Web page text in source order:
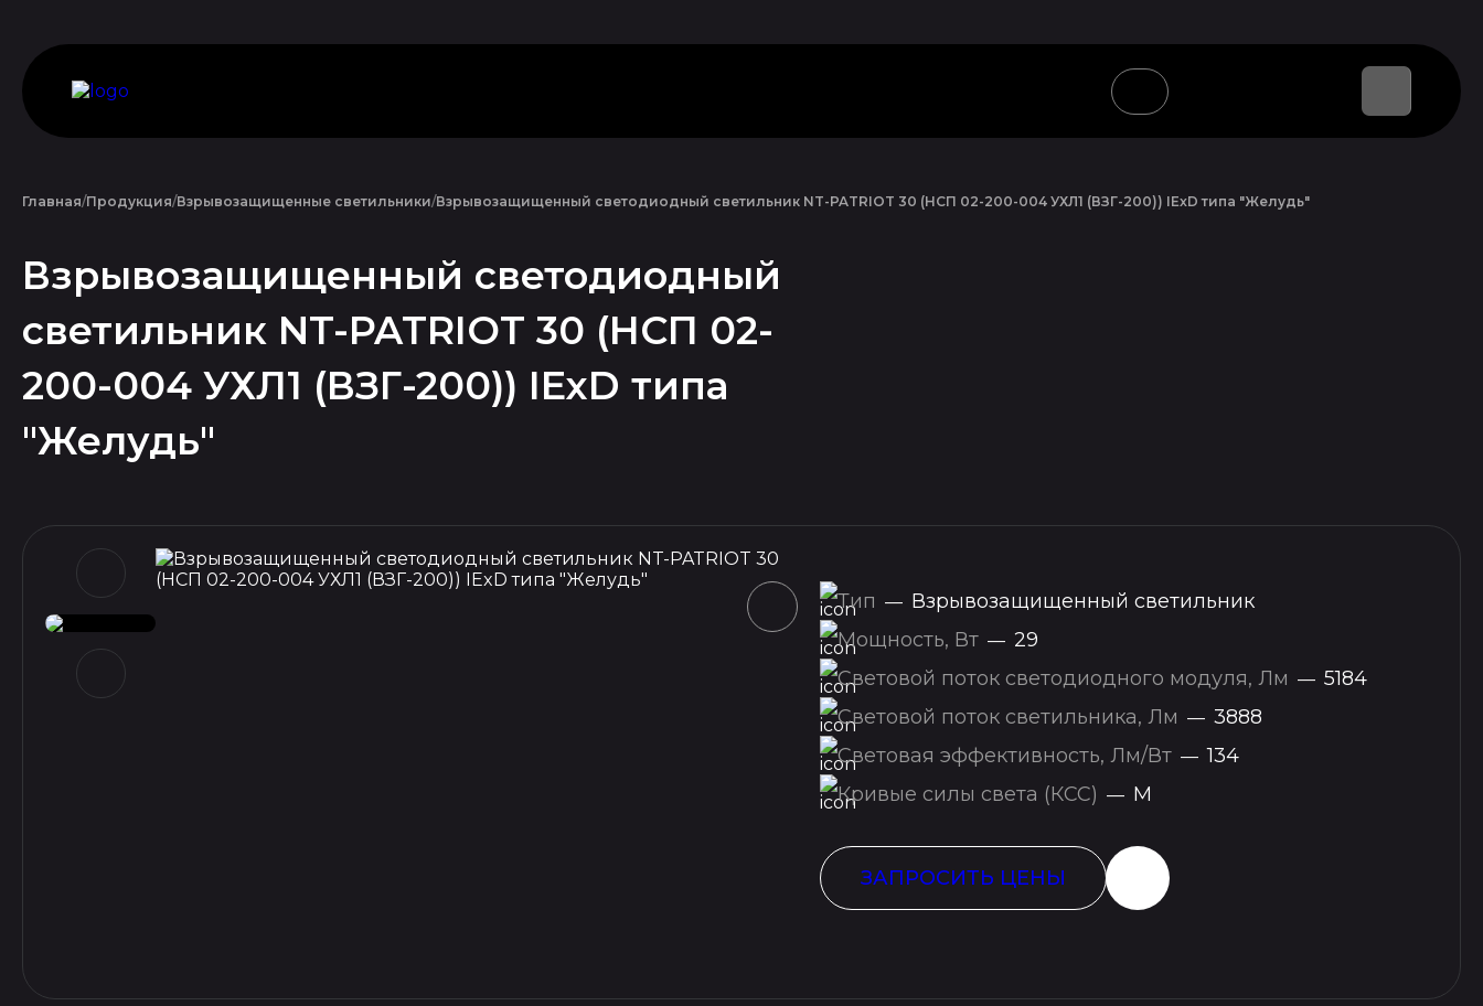
Главная Продукция Взрывозащищенные светильники Взрывозащищенный светодиодный светильник NT-PATRIOT 30 (НСП 02-200-004 УХЛ1 (ВЗГ-200)) IExD типа "Желудь"
Взрывозащищенный светодиодный
светильник NT-PATRIOT 30 (НСП 02-
200-004 УХЛ1 (ВЗГ-200)) IExD типа
"Желудь"
Тип — Взрывозащищенный светильник
Мощность, Вт — 29
Световой поток светодиодного модуля, Лм — 5184
Световой поток светильника, Лм — 3888
Световая эффективность, Лм/Вт —134
Кривые силы света (КСС) — М
ЗАПРОСИТЬ ЦЕНЫ